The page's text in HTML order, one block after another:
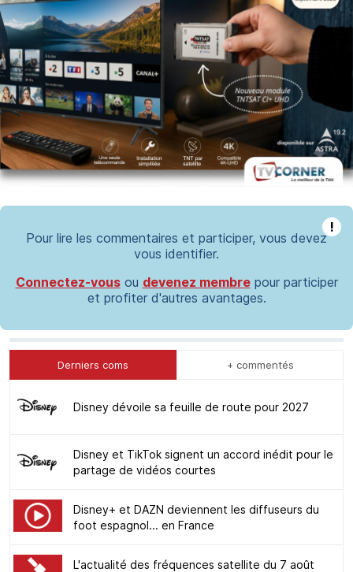
!
Pour lire les commentaires et participer, vous devez
vous identifier.
Connectez-vousou devenez membrepour participer
et profiter d'autres avantages.
Derniers coms + commentés
Disney dévoile sa feuille de route pour 2027
Disney et TikTok signent un accord inédit pour le
partage de vidéos courtes
Disney+ et DAZN deviennent les diffuseurs du
foot espagnol... en France
L'actualité des fréquences satellite du 7 août